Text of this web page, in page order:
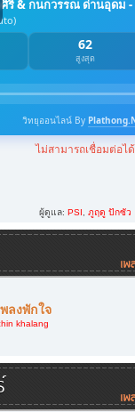
ผู้ดูแล: PSI, ภูฤดู ปักซัว
ลงพักใจ
khalang